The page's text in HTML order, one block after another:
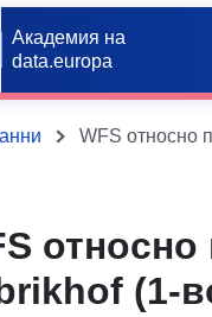
Академия на
data.europa
относно
(1-